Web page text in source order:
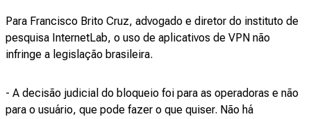
Para Francisco Brito Cruz, advogado e diretor do instituto de
pesquisa InternetLab, o uso de aplicativos de VPN não
infringe a legislação brasileira.
- A decisão judicial do bloqueio foi para as operadoras e não
para o usuário, que pode fazer o que quiser. Não há